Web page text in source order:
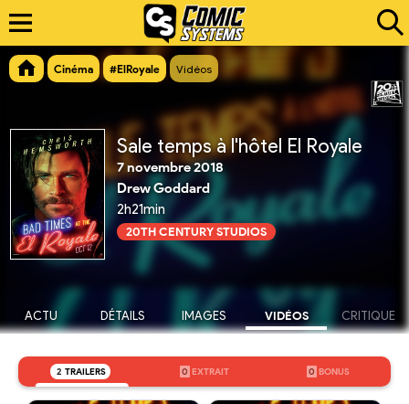
Cinéma #ElRoyale Vidéos
Sale temps à l'hôtel El Royale
7 novembre 2018
Drew Goddard
2h21min
20TH CENTURY STUDIOS
ACTU DÉTAILS IMAGES VIDÉOS CRITIQUE
2 TRAILERS 0 EXTRAIT 0 BONUS